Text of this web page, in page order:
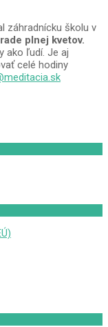
záhradnícku školu v
plnej kvetov.
ako ľudí. Je aj
celé hodiny